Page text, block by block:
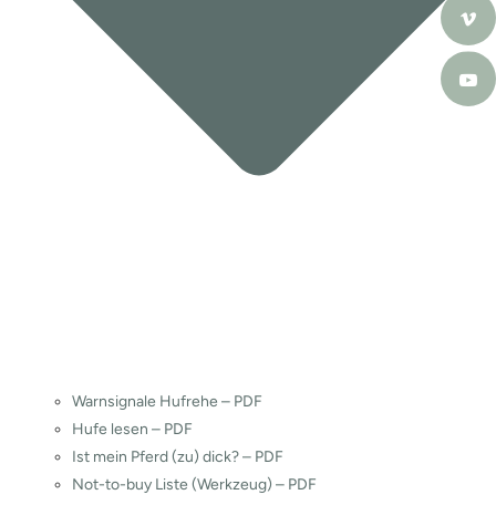
Warnsignale Hufrehe – PDF
Hufe lesen – PDF
Ist mein Pferd (zu) dick? – PDF
Not-to-buy Liste (Werkzeug) – PDF